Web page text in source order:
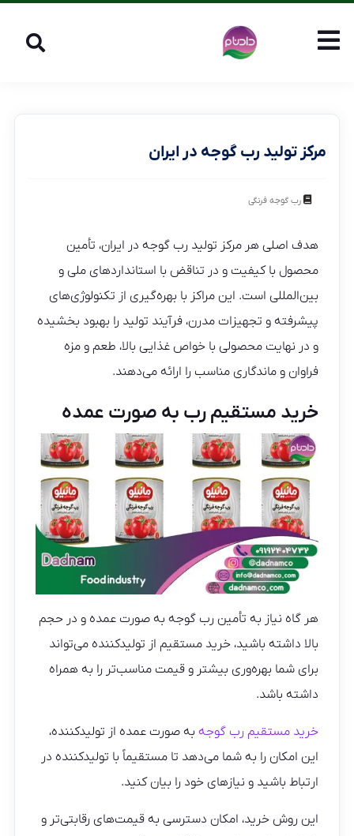
مرکز تولید رب گوجه در ایران
رب گوجه فرنگی
هدف اصلی هر مرکز تولید رب گوجه در ایران، تأمین
محصول با کیفیت و در تناقض با استانداردهای ملی و
بین‌المللی است. این مراکز با بهره‌گیری از تکنولوژی‌های
پیشرفته و تجهیزات مدرن، فرآیند تولید را بهبود بخشیده
و در نهایت محصولی با خواص غذایی بالا، طعم و مزه
فراوان و ماندگاری مناسب را ارائه می‌دهند.
خرید مستقیم رب به صورت عمده
هر گاه نیاز به تأمین رب گوجه به صورت عمده و در حجم
بالا داشته باشید، خرید مستقیم از تولیدکننده می‌تواند
برای شما بهره‌وری بیشتر و قیمت مناسب‌تر را به همراه
داشته باشد.
خرید مستقیم رب گوجه به صورت عمده از تولیدکننده،
این امکان را به شما می‌دهد تا مستقیماً با تولیدکننده در
ارتباط باشید و نیازهای خود را بیان کنید.
این روش خرید، امکان دسترسی به قیمت‌های رقابتی‌تر و